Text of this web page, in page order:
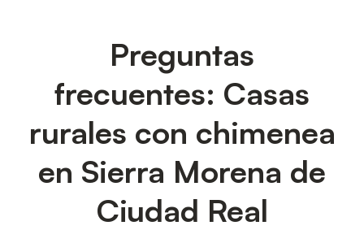
Preguntas
frecuentes: Casas
rurales con chimenea
en Sierra Morena de
Ciudad Real